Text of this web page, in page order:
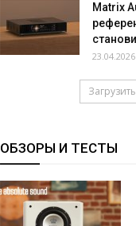
Matrix
23.04.2026
ОБЗОРЫ И ТЕСТЫ